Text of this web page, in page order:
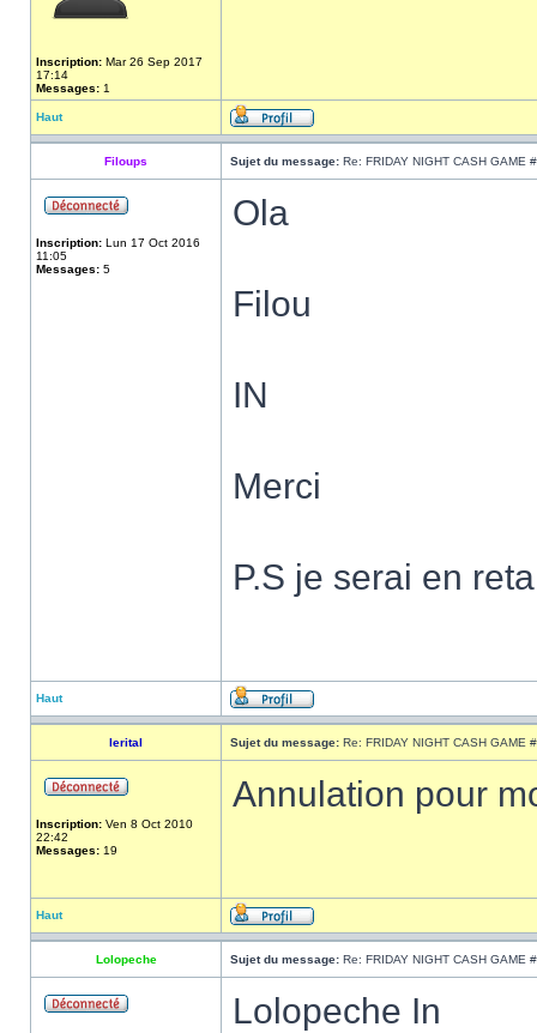
Inscription: Mar 26 Sep 2017
17:14
Messages: 1
Haut
Filoups Sujet du message: Re: FRIDAY NIGHT CASH GAME
Inscription: Lun 17 Oct 2016
11:05
Messages: 5
Ola
Filou
IN
Merci
P.S je serai en
Haut
lerital Sujet du message: Re: FRIDAY NIGHT CASH GAME
Inscription: Ven 8 Oct 2010
22:42
Messages: 19
Annulation pour
Haut
Lolopeche Sujet du message: Re: FRIDAY NIGHT CASH GAME
Lolopeche In